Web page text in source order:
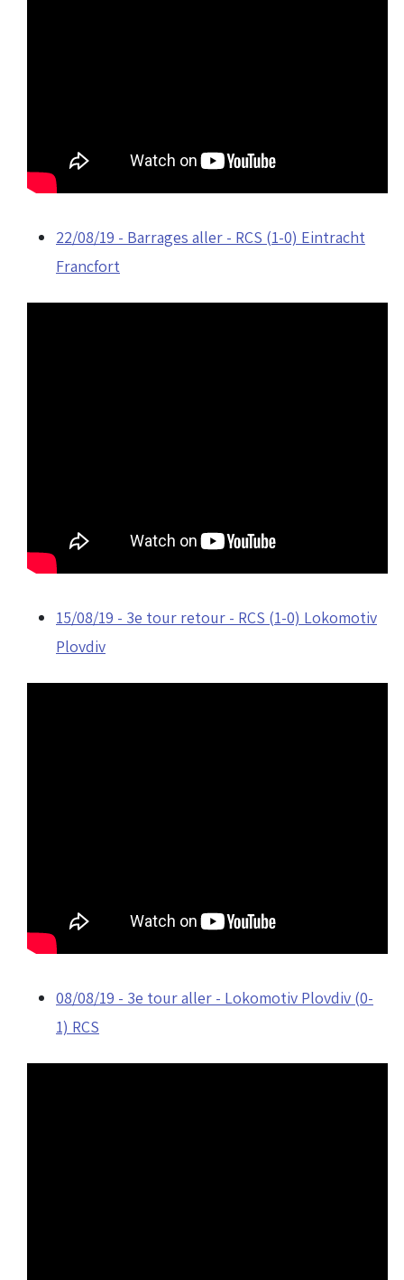
22/08/19 - Barrages aller - RCS (1-0) Eintracht
Francfort
15/08/19 - 3e tour retour - RCS (1-0) Lokomotiv
Plovdiv
08/08/19 - 3e tour aller - Lokomotiv Plovdiv (0-
1) RCS